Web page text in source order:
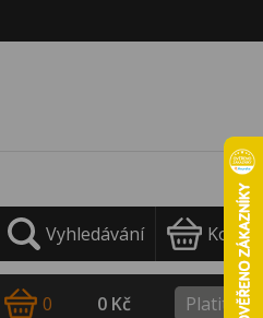
Vyhledávání Košík
0 0 Kč Platit